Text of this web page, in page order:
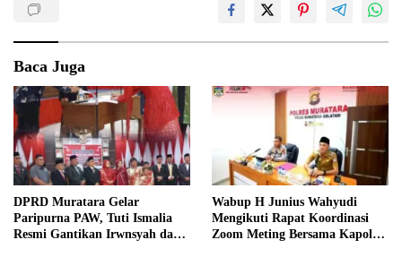
Baca Juga
DPRD Muratara Gelar
Paripurna PAW, Tuti Ismalia
Resmi Gantikan Irwnsyah dari
Wabup H Junius Wahyudi
Mengikuti Rapat Koordinasi
Zoom Meting Bersama Kapolres